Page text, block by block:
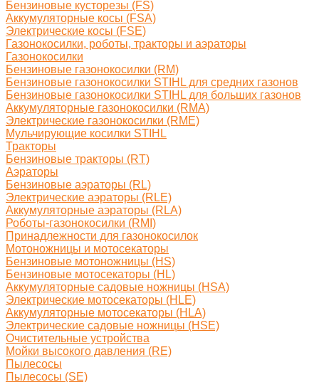
Бензиновые кусторезы (FS)
Аккумуляторные косы (FSA)
Электрические косы (FSE)
Газонокосилки, роботы, тракторы и аэраторы
Газонокосилки
Бензиновые газонокосилки (RM)
Бензиновые газонокосилки STIHL для средних газонов
Бензиновые газонокосилки STIHL для больших газонов
Аккумуляторные газонокосилки (RMA)
Электрические газонокосилки (RME)
Мульчирующие косилки STIHL
Тракторы
Бензиновые тракторы (RT)
Аэраторы
Бензиновые аэраторы (RL)
Электрические аэраторы (RLE)
Аккумуляторные аэраторы (RLA)
Роботы-газонокосилки (RMI)
Принадлежности для газонокосилок
Мотоножницы и мотосекаторы
Бензиновые мотоножницы (HS)
Бензиновые мотосекаторы (HL)
Аккумуляторные садовые ножницы (HSA)
Электрические мотосекаторы (HLE)
Аккумуляторные мотосекаторы (HLA)
Электрические садовые ножницы (HSE)
Очистительные устройства
Мойки высокого давления (RE)
Пылесосы
Пылесосы (SE)